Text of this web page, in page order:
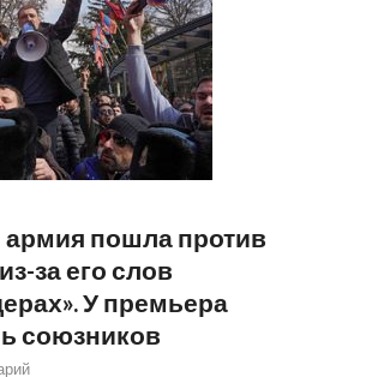
пошла против
за его слов
У премьера
союзников